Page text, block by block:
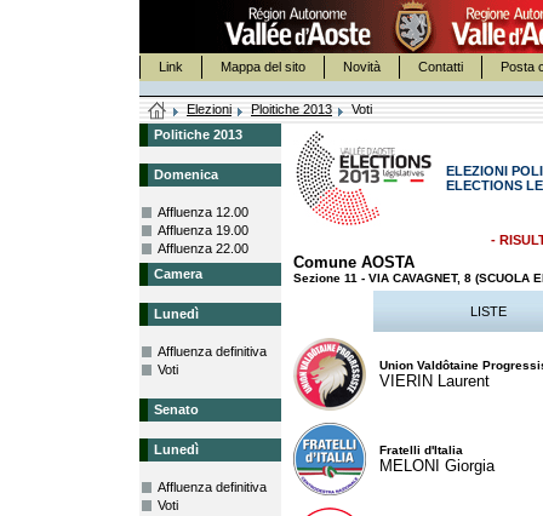
Link Mappa del sito Novità Contatti Posta
Elezioni Ploitiche 2013
Voti
Politiche 2013
Domenica
Affluenza 12.00
Affluenza 19.00
Affluenza 22.00
Camera
Lunedì
Affluenza definitiva
Voti
Senato
Lunedì
Affluenza definitiva
Voti
ELEZIONI
ELECTIONS
-
Comune AOSTA
Sezione 11 - VIA CAVAGNET, 8 (SCUOLA
LISTE
Union Valdôtaine
VIERIN Laurent
Fratelli d'Italia
MELONI Giorgia